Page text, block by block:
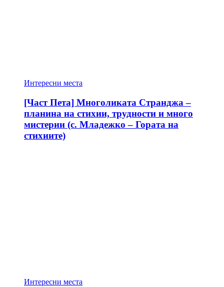
Интересни места
[Част Пета] Многоликата Странджа –
планина на стихии, трудности и много
мистерии (с. Младежко – Гората на
стихиите)
Интересни места